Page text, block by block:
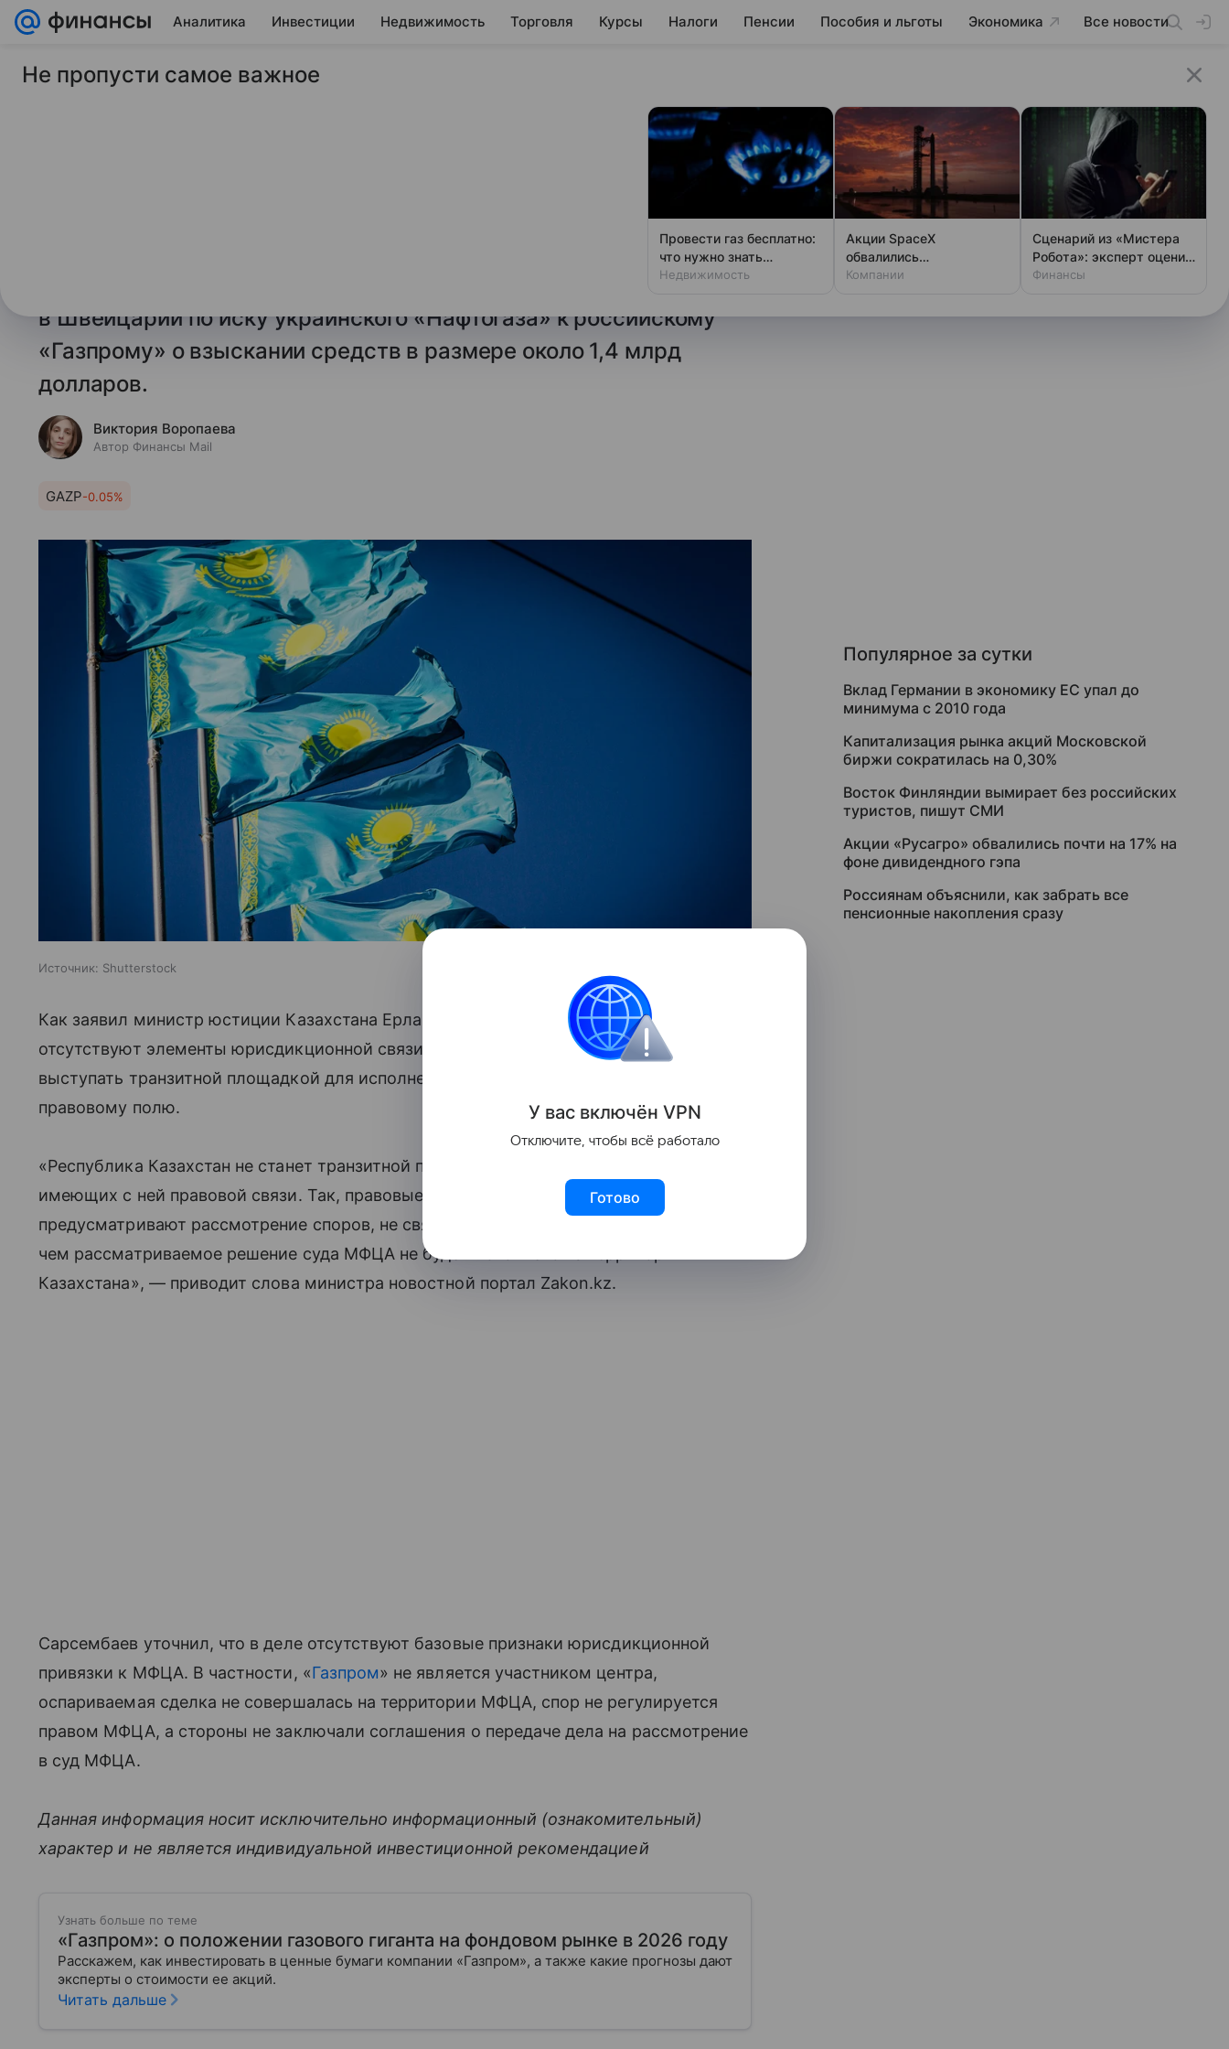
Аналитика Инвестиции Недвижимость Торговля Курсы Налоги Пенсии Пособия и льготы Экономика Все новости
25 мая 2026 Финансы Mail
Казахстан не исполнит решение суда
которым был признан вердикт международного арбитража
в Швейцарии по иску украинского «Нафтогаза» к российскому
«Газпрому» о взыскании средств в размере около 1,4 млрд
долларов.
Виктория Воропаева
Автор Финансы Mail
GAZP-0.05%
Источник: Shutterstock
Как заявил министр юстиции Казахстана Ерлан Сарсембаев, в данном деле
отсутствуют элементы юрисдикционной связи с Астаной, и республика не намерена
выступать транзитной площадкой для исполнения решений, не относящихся к ее
правовому полю.
«Республика Казахстан не станет транзитной площадкой для исполнения решений, не
имеющих с ней правовой связи. Так, правовые механизмы республики не
предусматривают рассмотрение споров, не связанных с ее юрисдикцией, в связи с
чем рассматриваемое решение суда МФЦА не будет исполнено на территории
Казахстана», — приводит слова министра новостной портал Zakon.kz.
Сарсембаев уточнил, что в деле отсутствуют базовые признаки юрисдикционной
привязки к МФЦА. В частности, «Газпром» не является участником центра,
оспариваемая сделка не совершалась на территории МФЦА, спор не регулируется
правом МФЦА, а стороны не заключали соглашения о передаче дела на рассмотрение
в суд МФЦА.
Данная информация носит исключительно информационный (ознакомительный)
характер и не является индивидуальной инвестиционной рекомендацией
Узнать больше по теме
«Газпром»: о положении газового гиганта на фондовом рынке в 2026 году
Расскажем, как инвестировать в ценные бумаги компании «Газпром», а также какие прогнозы дают
эксперты о стоимости ее акций.
Читать дальше
Популярное за сутки
Вклад Германии в экономику ЕС упал до
минимума с 2010 года
Капитализация рынка акций Московской
биржи сократилась на 0,30%
Восток Финляндии вымирает без российских
туристов, пишут СМИ
Акции «Русагро» обвалились почти на 17% на
фоне дивидендного гэпа
Россиянам объяснили, как забрать все
пенсионные накопления сразу
Не пропусти самое важное
Провести газ бесплатно:
что нужно знать
владельцам дач
Недвижимость
Акции SpaceX
обвалились
одновременно с аварией
Компании
Сценарий из «Мистера
Робота»: эксперт оценил
шансы хакеров
Финансы
У вас включён VPN
Отключите, чтобы всё работало
Готово